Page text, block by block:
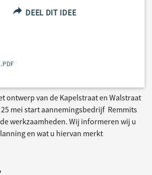
DEEL DIT IDEE
ontwerp van de Kapelstraat en Walstraat
mei start aannemingsbedrijf Remmits
werkzaamheden. Wij informeren wij u
en wat u hiervan merkt